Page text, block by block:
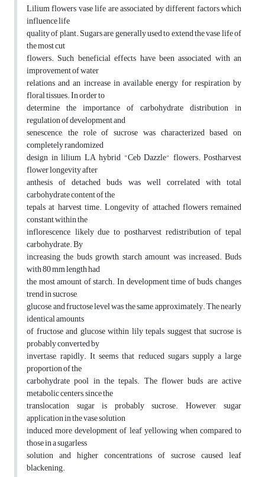
Lilium flowers vase life are associated by different factors which
influence life
quality of plant. Sugars are generally used to extend the vase life of
the most cut
flowers. Such beneficial effects have been associated with an
improvement of water
relations and an increase in available energy for respiration by
floral tissues. In order to
determine the importance of carbohydrate distribution in
regulation of development and
senescence, the role of sucrose was characterized based on
completely randomized
design in lilium LA hybrid "Ceb Dazzle" flowers. Postharvest
flower longevity after
anthesis of detached buds was well correlated with total
carbohydrate content of the
tepals at harvest time. Longevity of attached flowers remained
constant within the
inflorescence, likely due to postharvest redistribution of tepal
carbohydrate. By
increasing the buds growth, starch amount was increased. Buds
with 80 mm length had
the most amount of starch. In development time of buds, changes
trend in sucrose,
glucose, and fructose level was the same, approximately. The nearly
identical amounts
of fructose and glucose within lily tepals suggest that sucrose is
probably converted by
invertase, rapidly. It seems that reduced sugars supply a large
proportion of the
carbohydrate pool in the tepals. The flower buds are active
metabolic centers, since the
translocation sugar is probably sucrose. However, sugar
application in the vase solution
induced more development of leaf yellowing when compared to
those in a sugarless
solution and higher concentrations of sucrose caused leaf
blackening.